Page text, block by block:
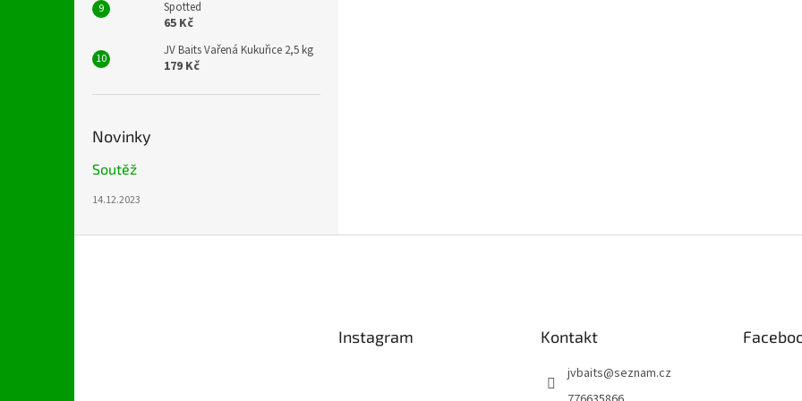
Spotted
65 Kč
JV Baits Vařená Kukuřice 2,5 kg
179 Kč
Novinky
Soutěž
14.12.2023
Instagram Kontakt
jvbaits@seznam.cz